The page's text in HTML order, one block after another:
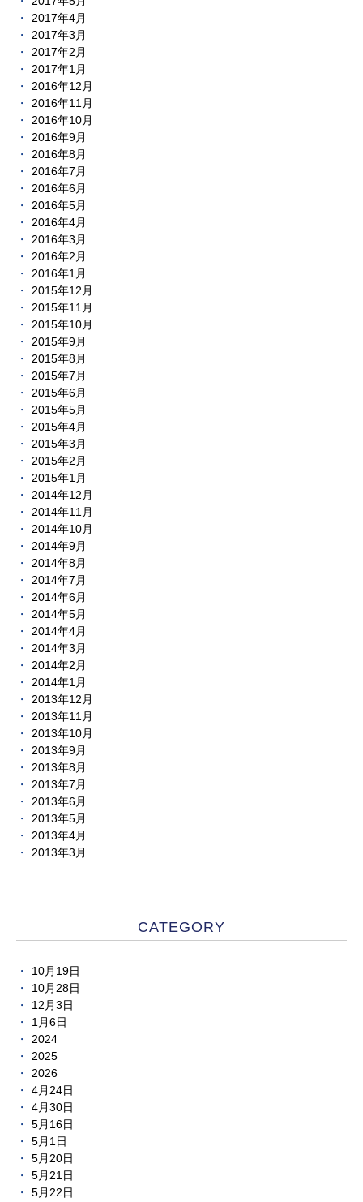
2017年4月
2017年3月
2017年2月
2017年1月
2016年12月
2016年11月
2016年10月
2016年9月
2016年8月
2016年7月
2016年6月
2016年5月
2016年4月
2016年3月
2016年2月
2016年1月
2015年12月
2015年11月
2015年10月
2015年9月
2015年8月
2015年7月
2015年6月
2015年5月
2015年4月
2015年3月
2015年2月
2015年1月
2014年12月
2014年11月
2014年10月
2014年9月
2014年8月
2014年7月
2014年6月
2014年5月
2014年4月
2014年3月
2014年2月
2014年1月
2013年12月
2013年11月
2013年10月
2013年9月
2013年8月
2013年7月
2013年6月
2013年5月
2013年4月
2013年3月
CATEGORY
10月19日
10月28日
12月3日
1月6日
2024
2025
2026
4月24日
4月30日
5月16日
5月1日
5月20日
5月21日
5月22日